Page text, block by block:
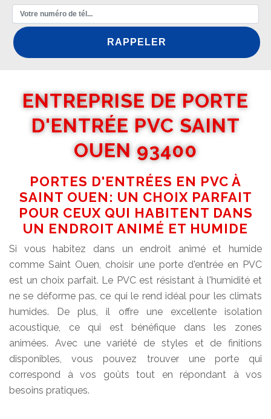
ENTREPRISE DE PORTE
D'ENTRÉE PVC SAINT
OUEN 93400
PORTES D'ENTRÉES EN PVC À
SAINT OUEN: UN CHOIX PARFAIT
POUR CEUX QUI HABITENT DANS
UN ENDROIT ANIMÉ ET HUMIDE
Si vous habitez dans un endroit animé et humide
comme Saint Ouen, choisir une porte d'entrée en PVC
est un choix parfait. Le PVC est résistant à l'humidité et
ne se déforme pas, ce qui le rend idéal pour les climats
humides. De plus, il offre une excellente isolation
acoustique, ce qui est bénéfique dans les zones
animées. Avec une variété de styles et de finitions
disponibles, vous pouvez trouver une porte qui
correspond à vos goûts tout en répondant à vos
besoins pratiques.